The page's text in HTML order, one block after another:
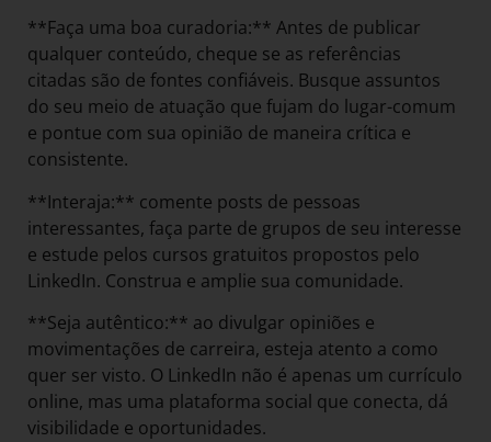
**Faça uma boa curadoria:** Antes de publicar
qualquer conteúdo, cheque se as referências
citadas são de fontes confiáveis. Busque assuntos
do seu meio de atuação que fujam do lugar-comum
e pontue com sua opinião de maneira crítica e
consistente.
**Interaja:** comente posts de pessoas
interessantes, faça parte de grupos de seu interesse
e estude pelos cursos gratuitos propostos pelo
LinkedIn. Construa e amplie sua comunidade.
**Seja autêntico:** ao divulgar opiniões e
movimentações de carreira, esteja atento a como
quer ser visto. O LinkedIn não é apenas um currículo
online, mas uma plataforma social que conecta, dá
visibilidade e oportunidades.